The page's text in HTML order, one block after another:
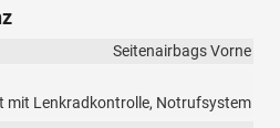
Seitenairbags Vorne
mit Lenkradkontrolle, Notrufsystem